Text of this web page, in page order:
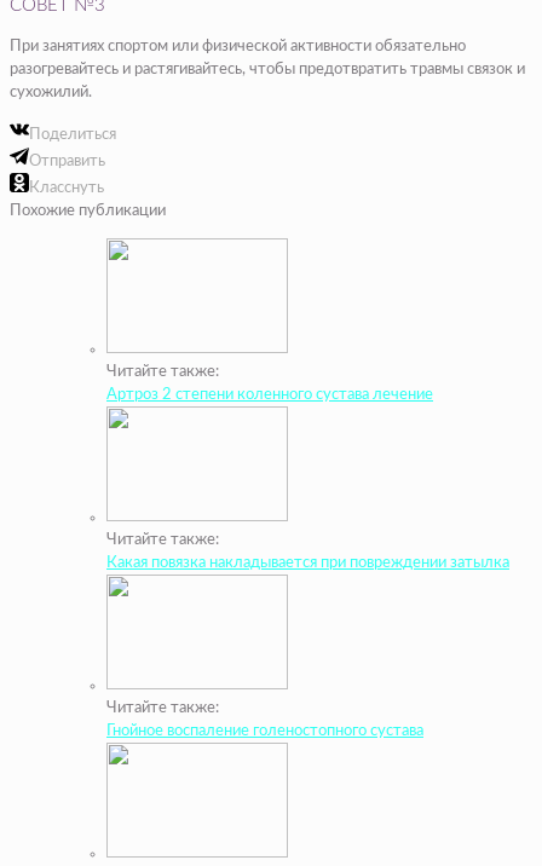
СОВЕТ №3
При занятиях спортом или физической активности обязательно
разогревайтесь и растягивайтесь, чтобы предотвратить травмы связок и
сухожилий.
Поделиться
Отправить
Класснуть
Похожие публикации
Читайте также:
Артроз 2 степени коленного сустава лечение
Читайте также:
Какая повязка накладывается при повреждении затылка
Читайте также:
Гнойное воспаление голеностопного сустава